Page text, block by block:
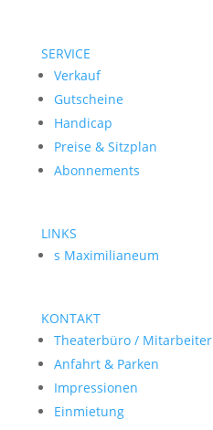
SERVICE
Verkauf
Gutscheine
Handicap
Preise & Sitzplan
Abonnements
LINKS
s Maximilianeum
KONTAKT
Theaterbüro / Mitarbeiter
Anfahrt & Parken
Impressionen
Einmietung